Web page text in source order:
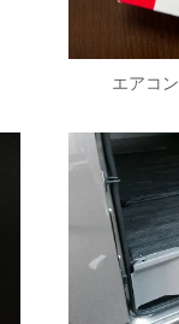
エアコ